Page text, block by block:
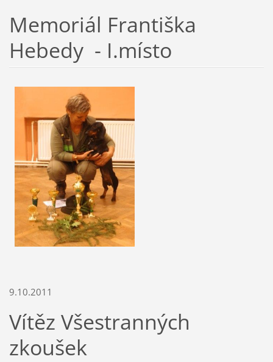
Memoriál Františka
Hebedy - I.místo
9.10.2011
Vítěz Všestranných
zkoušek